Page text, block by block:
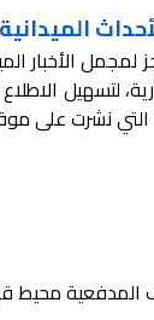
في
الأخبار
لتسهيل
التي نشرت على
محيط